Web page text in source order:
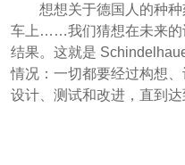
想想关于德国人的种
车上……我们猜想在未来的
结果。这就是
情况：一切都要经过构想
设计、测试和改进，直到达